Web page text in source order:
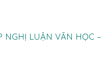
NGHỊ LUẬN VĂN HỌC